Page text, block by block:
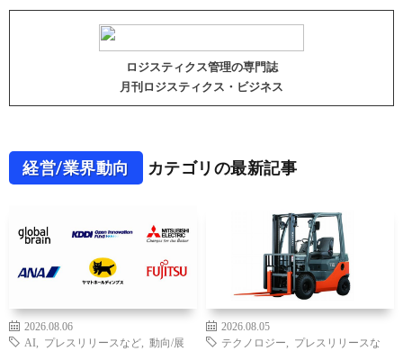
ロジスティクス管理の専門誌
月刊ロジスティクス・ビジネス
経営/業界動向 カテゴリの最新記事
2026.08.06
AI
プレスリリースなど
動向/展
2026.08.05
テクノロジー
プレスリリースな